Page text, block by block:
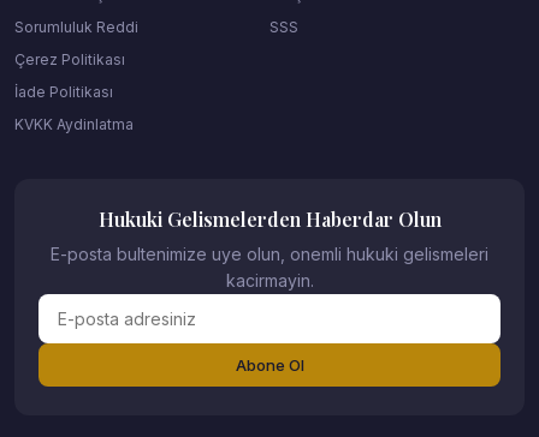
Sorumluluk Reddi
Çerez Politikası
İade Politikası
KVKK Aydinlatma
SSS
Hukuki Gelismelerden Haberdar Olun
E-posta bultenimize uye olun, onemli hukuki gelismeleri
kacirmayin.
Abone Ol